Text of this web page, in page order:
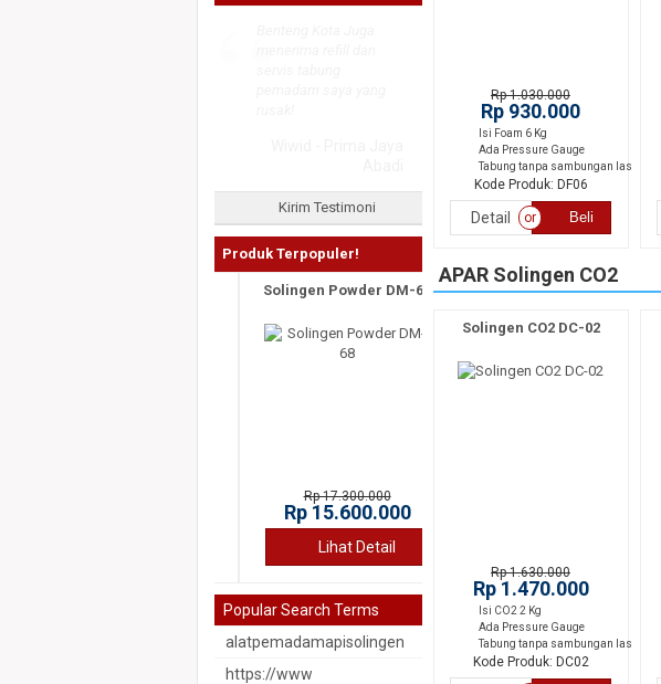
Kirim Testimoni
Produk Terpopuler!
Solingen Powder DM-68
Rp 17.300.000
Rp 15.600.000
Lihat Detail
Popular Search Terms
alatpemadamapisolingen
https://www
Rp 1.030.000
Rp 930.000
Isi Foam 6 Kg
Ada Pressure Gauge
Tabung tanpa sambungan las
Kode Produk: DF06
Detail or Beli
APAR Solingen CO2
Solingen CO2 DC-02
Rp 1.630.000
Rp 1.470.000
Isi CO2 2 Kg
Ada Pressure Gauge
Tabung tanpa sambungan las
Kode Produk: DC02